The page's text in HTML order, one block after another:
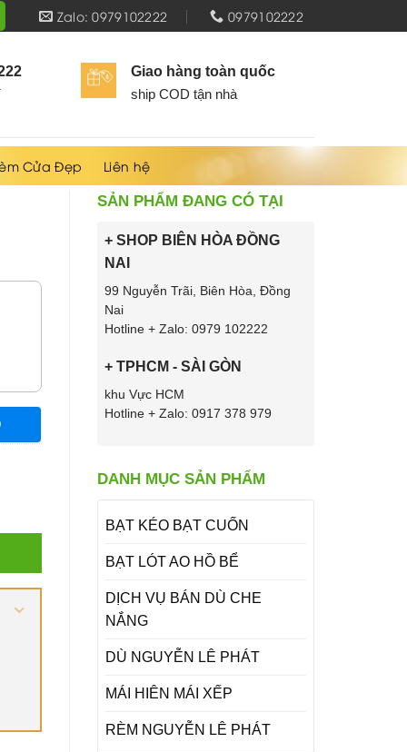
Zalo: 0979102222 0979102222
Giao hàng toàn quốc
ship COD tận nhà
Cửa Đẹp Liên hệ
SẢN PHẨM ĐANG CÓ TẠI
+ SHOP BIÊN HÒA ĐỒNG
NAI
99 Nguyễn Trãi, Biên Hòa, Đồng
Nai
Hotline + Zalo: 0979 102222
+ TPHCM - SÀI GÒN
khu Vực HCM
Hotline + Zalo: 0917 378 979
DANH MỤC SẢN PHẨM
BẠT KÉO BẠT CUỐN
BẠT LÓT AO HỒ BỂ
DỊCH VỤ BÁN DÙ CHE
NẮNG
DÙ NGUYỄN LÊ PHÁT
MÁI HIÊN MÁI XẾP
RÈM NGUYỄN LÊ PHÁT